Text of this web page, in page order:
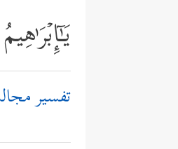
یَـٰۤإِبۡرَ
تفسير